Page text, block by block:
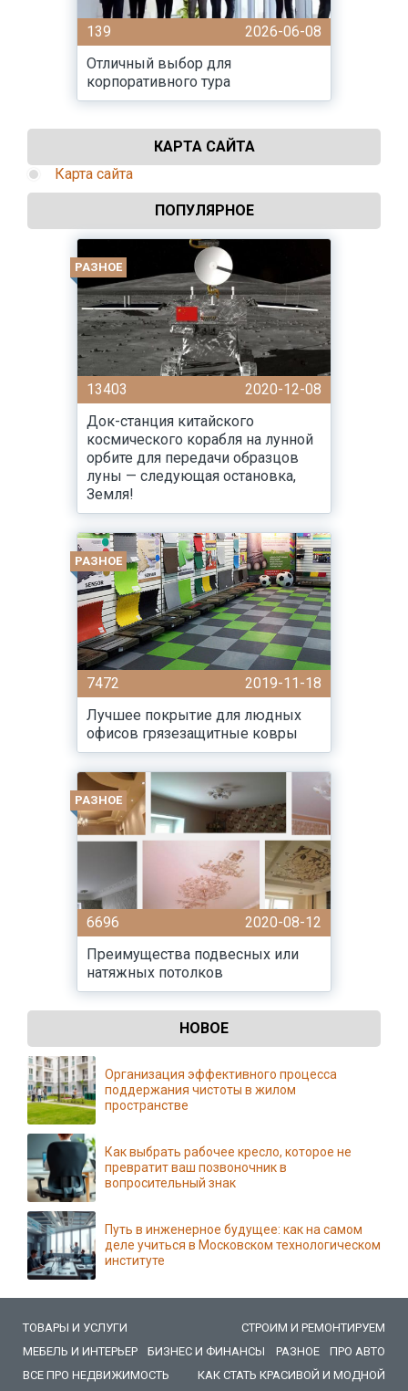
139
2026-06-08
Отличный выбор для
корпоративного тура
КАРТА САЙТА
Карта сайта
ПОПУЛЯРНОЕ
РАЗНОЕ
13403
2020-12-08
Док-станция китайского
космического корабля на лунной
орбите для передачи образцов
луны — следующая остановка,
Земля!
РАЗНОЕ
7472
2019-11-18
Лучшее покрытие для людных
офисов грязезащитные ковры
РАЗНОЕ
6696
2020-08-12
Преимущества подвесных или
натяжных потолков
НОВОЕ
Организация эффективного процесса
поддержания чистоты в жилом
пространстве
Как выбрать рабочее кресло, которое не
превратит ваш позвоночник в
вопросительный знак
Путь в инженерное будущее: как на самом
деле учиться в Московском технологическом
институте
ТОВАРЫ И УСЛУГИ
СТРОИМ И РЕМОНТИРУЕМ
МЕБЕЛЬ И ИНТЕРЬЕР
БИЗНЕС И ФИНАНСЫ РАЗНОЕ
ПРО АВТО
ВСЕ ПРО НЕДВИЖИМОСТЬ
КАК СТАТЬ КРАСИВОЙ И МОДНОЙ